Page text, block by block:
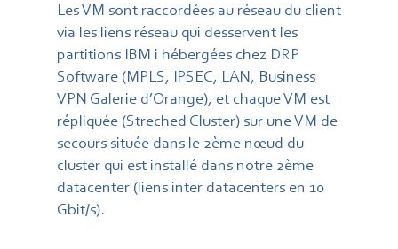
Les VM sont raccordées au réseau du client
via les liens réseau qui desservent les
partitions IBM i hébergées chez DRP
Software (MPLS, IPSEC, LAN, Business
VPN Galerie d’Orange), et chaque VM est
répliquée (Streched Cluster) sur une VM de
secours située dans le 2ème nœud du
cluster qui est installé dans notre 2ème
datacenter (liens inter datacenters en 10
Gbit/s).